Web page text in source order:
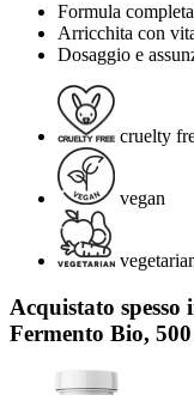
Formula
Arricchita con
Dosaggio e
cruelty
vegan
Acquistato
Fermento Bio,